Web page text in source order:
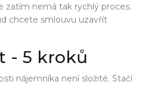
zatím nemá tak rychlý proces.
chcete smlouvu uzavřít
- 5 kroků
nájemníka není složité. Stačí